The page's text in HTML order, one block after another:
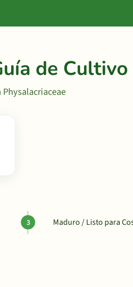
de Cultivo
Maduro / Listo para